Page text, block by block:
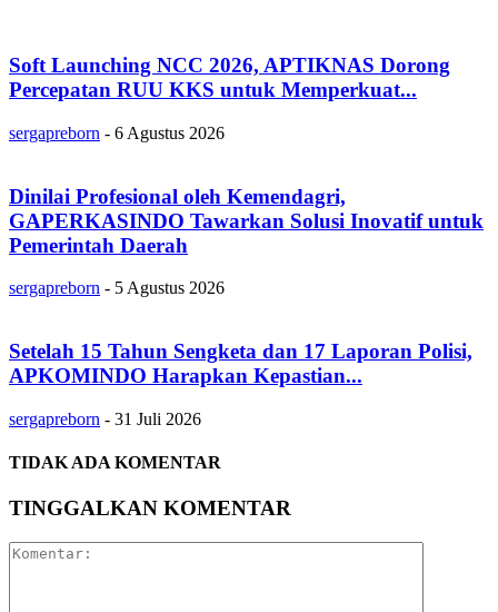
Soft Launching NCC 2026, APTIKNAS Dorong
Percepatan RUU KKS untuk Memperkuat...
sergapreborn - 6 Agustus 2026
Dinilai Profesional oleh Kemendagri,
GAPERKASINDO Tawarkan Solusi Inovatif untuk
Pemerintah Daerah
sergapreborn - 5 Agustus 2026
Setelah 15 Tahun Sengketa dan 17 Laporan Polisi,
APKOMINDO Harapkan Kepastian...
sergapreborn - 31 Juli 2026
TIDAK ADA KOMENTAR
TINGGALKAN KOMENTAR